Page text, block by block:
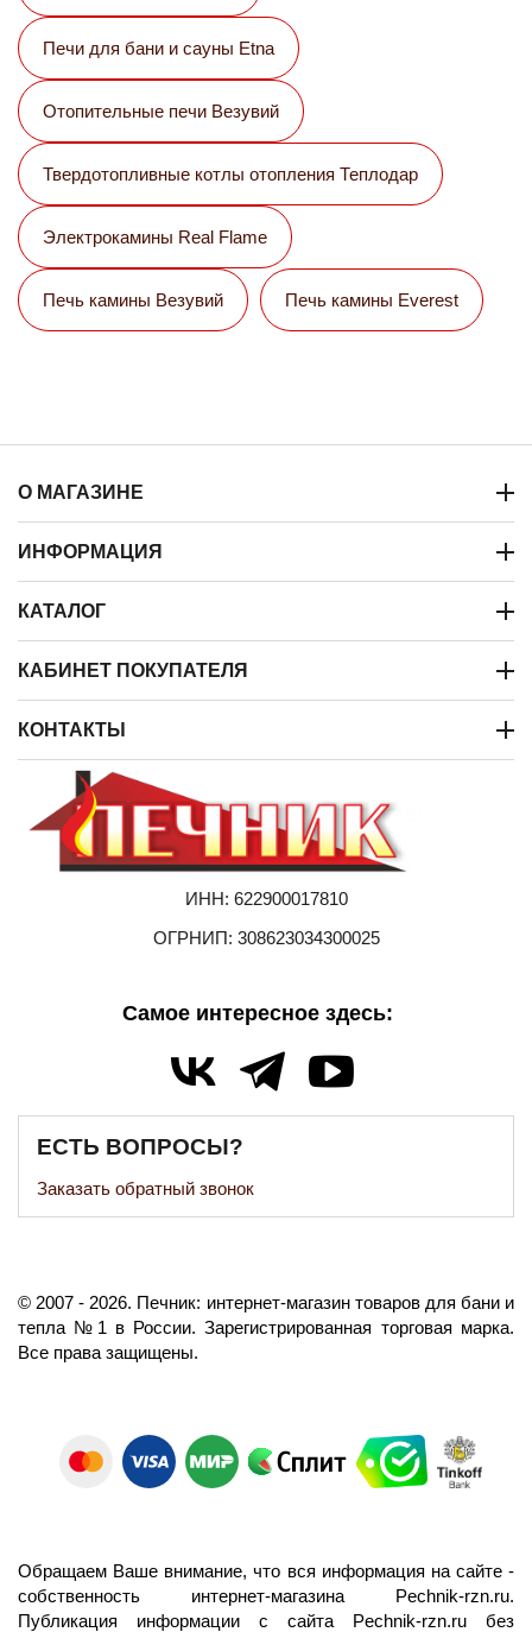
Печи для бани и сауны Etna
Отопительные печи Везувий
Твердотопливные котлы отопления Теплодар
Электрокамины Real Flame
Печь камины Везувий Печь камины Everest
О МАГАЗИНЕ
ИНФОРМАЦИЯ
КАТАЛОГ
КАБИНЕТ ПОКУПАТЕЛЯ
КОНТАКТЫ
ИНН: 622900017810
ОГРНИП: 308623034300025
Самое интересное здесь:
ЕСТЬ ВОПРОСЫ?
Заказать обратный звонок
©️ 2007 - 2026. Печник: интернет-магазин товаров для бани и
тепла №1 в России. Зарегистрированная торговая марка.
Все права защищены.
Обращаем Ваше внимание, что вся информация на сайте -
собственность интернет-магазина Pechnik-rzn.ru.
Публикация информации с сайта Pechnik-rzn.ru без